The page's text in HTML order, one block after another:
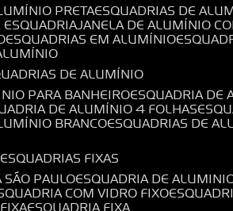
PRETA ESQUADRIAS DE
ESQUADRIA JANELA DE ALUMÍNIO
ESQUADRIAS EM ALUMÍNIO
DE ALUMÍNIO
PARA BANHEIRO ESQUADRIA
DE ALUMÍNIO 4 FOLHAS
BRANCO ESQUADRIAS DE
ESQUADRIAS FIXAS
SÃO PAULO ESQUADRIA DE
COM VIDRO FIXO